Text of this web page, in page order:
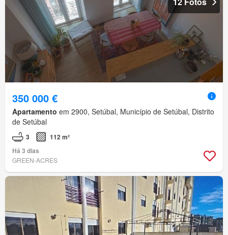
350 000 €
Apartamento em 2900, Setúbal, Município de Setúbal, Distrito
de Setúbal
3
112 m²
Há 3 dias
GREEN-ACRES